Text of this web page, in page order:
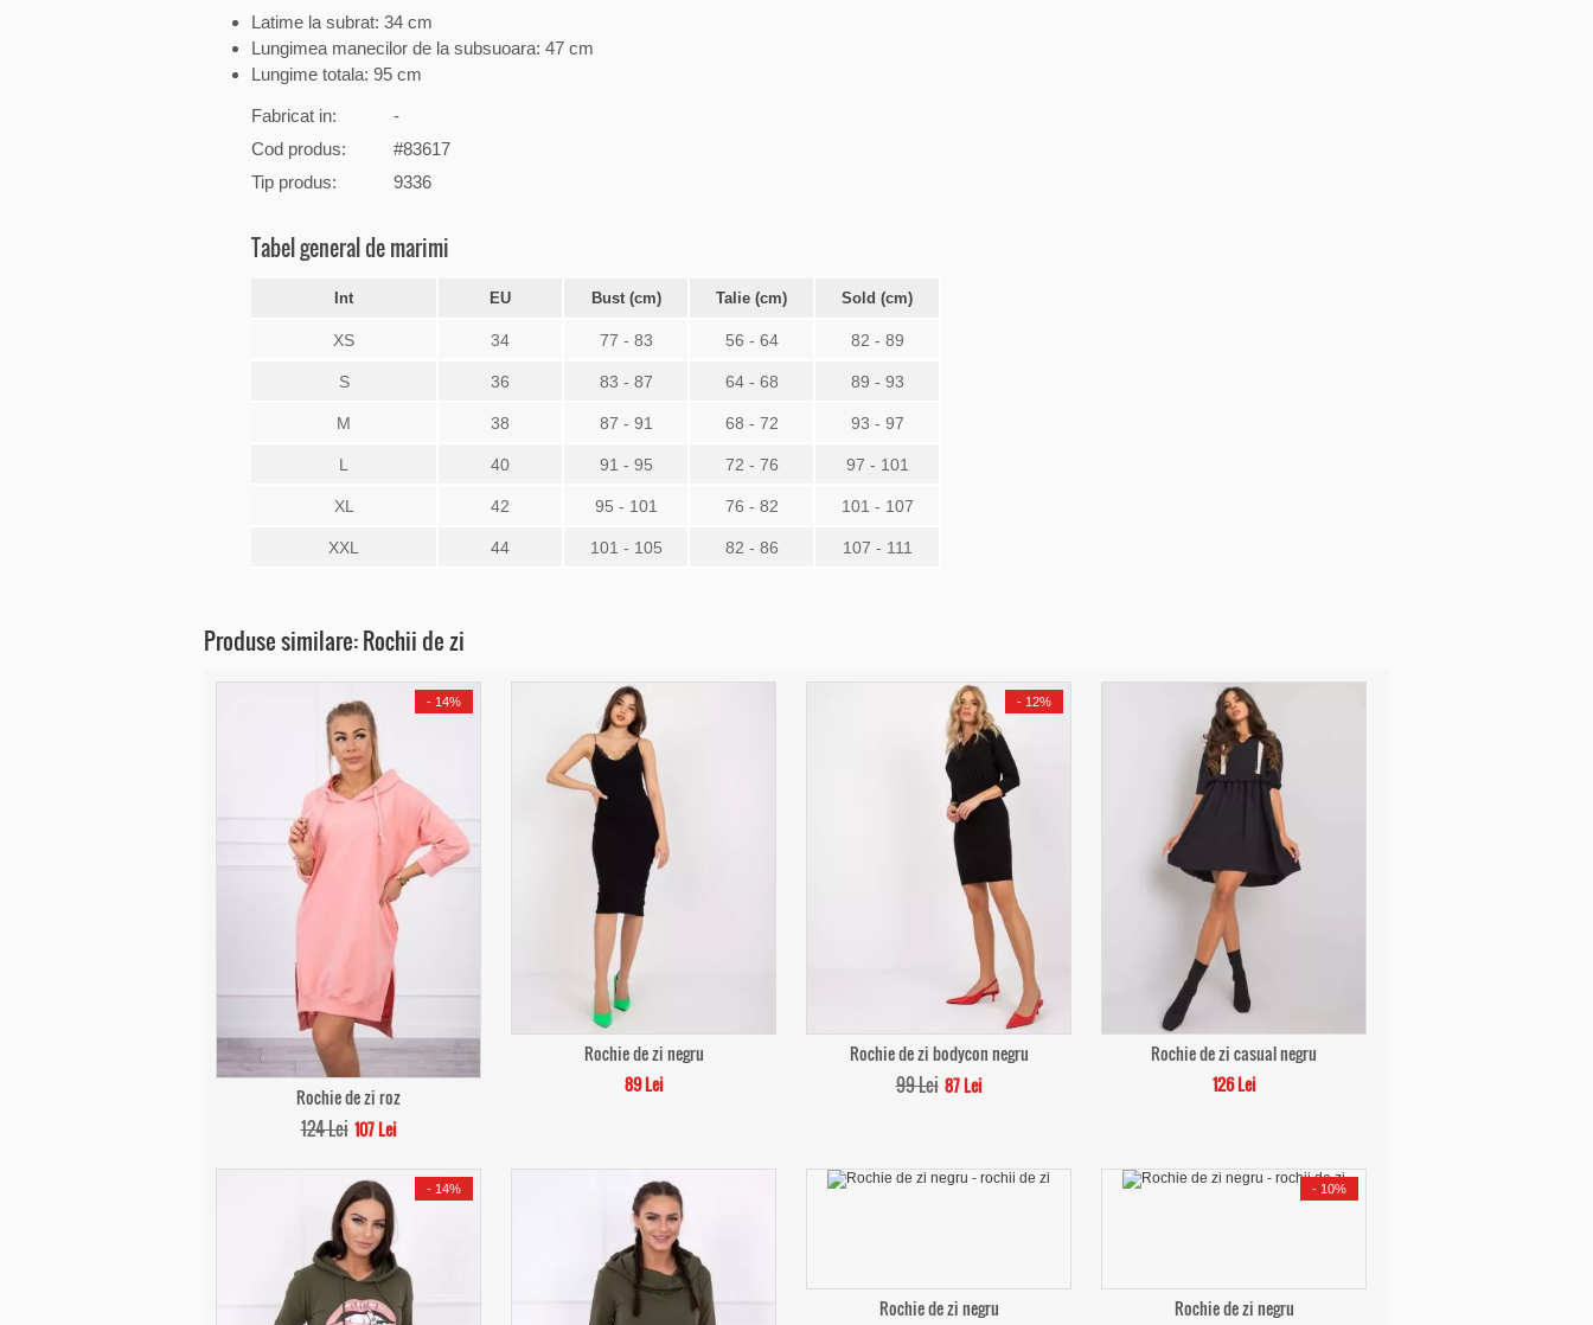
Latime la subrat: 34 cm
Lungimea manecilor de la subsuoara: 47 cm
Lungime totala: 95 cm
Fabricat in:
-
Cod produs:
#83617
Tip produs:
9336
Tabel general de marimi
Int EU Bust (cm) Talie (cm) Sold (cm)
XS 34 77 - 83 56 - 64 82 - 89
S 36 83 - 87 64 - 68 89 - 93
M 38 87 - 91 68 - 72 93 - 97
L 40 91 - 95 72 - 76 97 - 101
XL 42 95 - 101 76 - 82 101 - 107
XXL 44 101 - 105 82 - 86 107 - 111
Produse similare: Rochii de zi
- 14%
Rochie de zi roz
124 Lei 107 Lei
Rochie de zi negru
89 Lei
- 12%
Rochie de zi bodycon negru
99 Lei 87 Lei
Rochie de zi casual negru
126 Lei
- 14%
Rochie de zi negru
- 10%
Rochie de zi negru